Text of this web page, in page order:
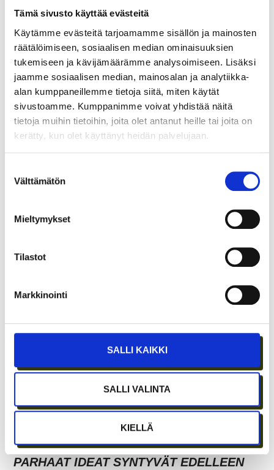
Tämä sivusto käyttää evästeitä
Käytämme evästeitä tarjoamamme sisällön ja mainosten
räätälöimiseen, sosiaalisen median ominaisuuksien
tukemiseen ja kävijämäärämme analysoimiseen. Lisäksi
jaamme sosiaalisen median, mainosalan ja analytiikka-
alan kumppaneillemme tietoja siitä, miten käytät
sivustoamme. Kumppanimme voivat yhdistää näitä
tietoja muihin tietoihin, joita olet antanut heille tai joita on
kerätty, kun olet käyttänyt heidän palvelujaan.
valinta
Välttämätön
Mieltymykset
Tilastot
Markkinointi
SALLI KAIKKI
SALLI VALINTA
KIELLÄ
ASIAKASYMMÄRRYS SYNTYY IHMISTEN
KESKELLÄ – JA NIIN SYNTYY MYÖS
MYYNTI
TARJOAVATKO COWORKING-TILAT
ETÄTYÖN HONEYMOON-VAIHE ON OHI –
PARHAAT IDEAT SYNTYVÄT EDELLEEN